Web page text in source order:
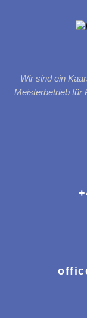
Wir sind ein
Meisterbetrieb für